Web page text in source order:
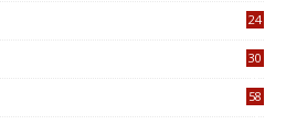
24
30
58